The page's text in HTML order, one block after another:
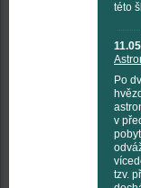
této
Po
v
tzv.